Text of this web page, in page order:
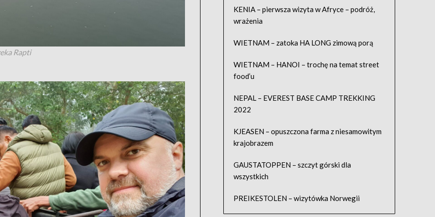
Rapti
KENIA – pierwsza wizyta w Afryce – podróż,
wrażenia
WIETNAM – zatoka HA LONG zimową porą
WIETNAM – HANOI – trochę na temat street
food’u
NEPAL – EVEREST BASE CAMP TREKKING
2022
KJEASEN – opuszczona farma z niesamowitym
krajobrazem
GAUSTATOPPEN – szczyt górski dla
wszystkich
PREIKESTOLEN – wizytówka Norwegii